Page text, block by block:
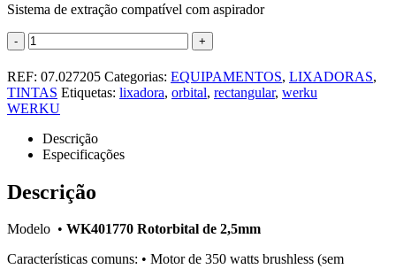
Sistema de extração compatível com aspirador
- +
REF: 07.027205 Categorias: EQUIPAMENTOS, LIXADORAS,
TINTAS Etiquetas: lixadora, orbital, rectangular, werku
WERKU
Descrição
Especificações
Descrição
Modelo • WK401770 Rotorbital de 2,5mm
Características comuns: • Motor de 350 watts brushless (sem